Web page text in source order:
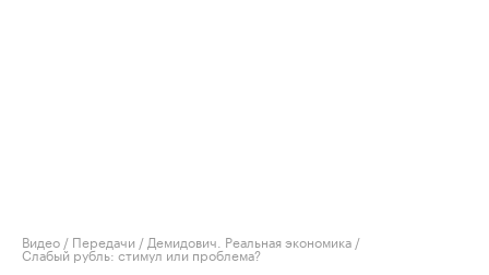
Видео / Передачи / Демидович. Реальная экономика /
Слабый рубль: стимул или проблема?